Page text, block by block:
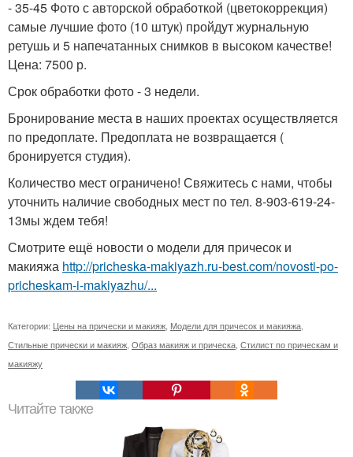
- 35-45 Фото с авторской обработкой (цветокоррекция)
самые лучшие фото (10 штук) пройдут журнальную
ретушь и 5 напечатанных снимков в высоком качестве!
Цена: 7500 р.
Срок обработки фото - 3 недели.
Бронирование места в наших проектах осуществляется
по предоплате. Предоплата не возвращается (
бронируется студия).
Количество мест ограничено! Свяжитесь с нами, чтобы
уточнить наличие свободных мест по тел. 8-903-619-24-
13мы ждем тебя!
Смотрите ещё новости о модели для причесок и
макияжа http://pricheska-makiyazh.ru-best.com/novosti-po-
pricheskam-i-makiyazhu/...
Категории: Цены на прически и макияж Модели для причесок и макияжа
Стильные прически и макияж Образ макияж и прическа Стилист по прическам и
макияжу
Читайте также